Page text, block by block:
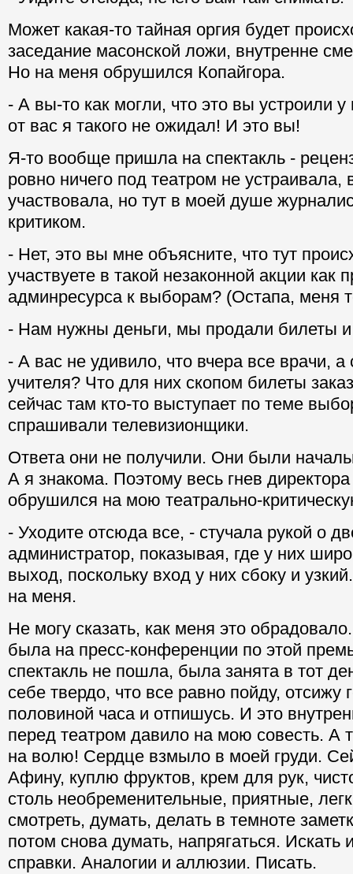
Может какая-то тайная оргия будет
заседание масонской ложи, внутренне
Но на меня обрушился Копайгора.
- А вы-то как могли, что это вы устроили у
от вас я такого не ожидал! И это вы!
Я-то вообще пришла на спектакль -
ровно ничего под театром не устраивала,
участвовала, но тут в моей душе
критиком.
- Нет, это вы мне объясните, что тут
участвуете в такой незаконной акции как
админресурса к выборам? (Остапа, меня
- Нам нужны деньги, мы продали билеты и
- А вас не удивило, что вчера все врачи, а
учителя? Что для них скопом билеты
сейчас там кто-то выступает по теме
спрашивали телевизионщики.
Ответа они не получили. Они были
А я знакома. Поэтому весь гнев
обрушился на мою театрально-
- Уходите отсюда все, - стучала рукой о
администратор, показывая, где у них
выход, поскольку вход у них сбоку и
на меня.
Не могу сказать, как меня это
была на пресс-конференции по этой
спектакль не пошла, была занята в тот
себе твердо, что все равно пойду, отсижу
половиной часа и отпишусь. И это
перед театром давило на мою совесть. А
на волю! Сердце взмыло в моей груди.
Афину, куплю фруктов, крем для рук,
столь необременительные, приятные,
смотреть, думать, делать в темноте
потом снова думать, напрягаться. Искать
справки. Аналогии и аллюзии. Писать.